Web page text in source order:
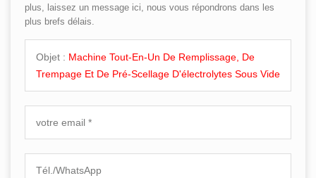
plus, laissez un message ici, nous vous répondrons dans les
plus brefs délais.
Objet : Machine Tout-En-Un De Remplissage, De
Trempage Et De Pré-Scellage D'électrolytes Sous Vide